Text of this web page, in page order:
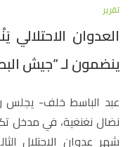
تقرير
العدوان
ينضمون لـ “جيش
عبد الباسط خلف- يجلس
نضال نغنغية، في مدخل
شهر عدوان الاحتلال